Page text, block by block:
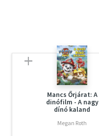
Mancs Őrjárat: A
dinófilm - A nagy
dínó kaland
Megan Roth